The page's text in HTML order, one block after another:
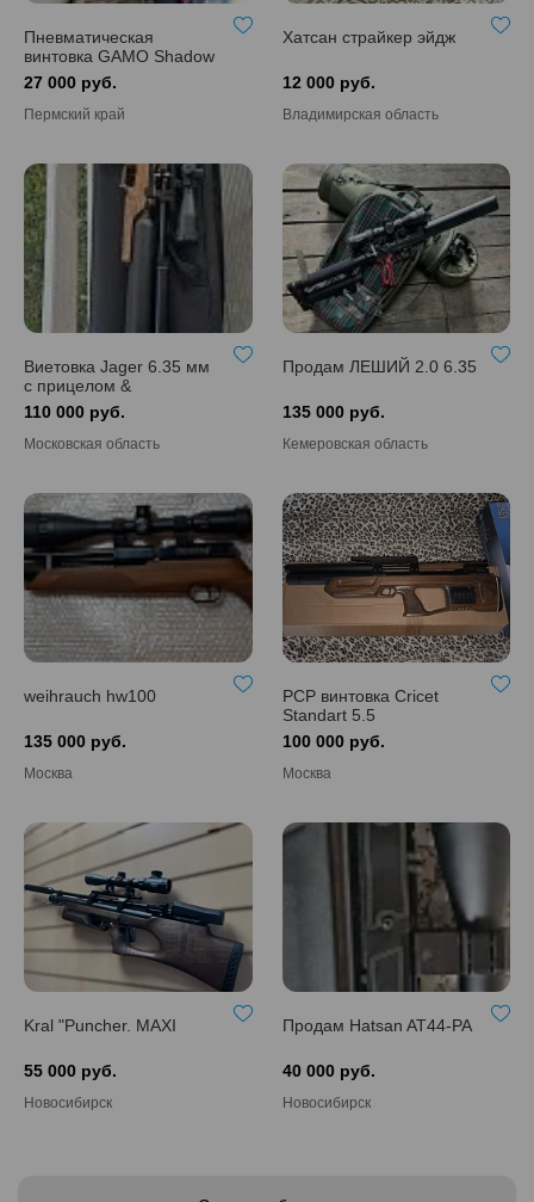
Пневматическая
винтовка GAMO Shadow
Sport прицел 3-9Х40WR
27 000 руб.
Пермский край
Хатсан страйкер эйдж
12 000 руб.
Владимирская область
Виетовка Jager 6.35 мм
с прицелом &
компрессором
110 000 руб.
Московская область
Продам ЛЕШИЙ 2.0 6.35
135 000 руб.
Кемеровская область
weihrauch hw100
135 000 руб.
Москва
PCP винтовка Cricet
Standart 5.5
100 000 руб.
Москва
Kral "Puncher. MAXI
55 000 руб.
Новосибирск
Продам Hatsan AT44-PA
40 000 руб.
Новосибирск